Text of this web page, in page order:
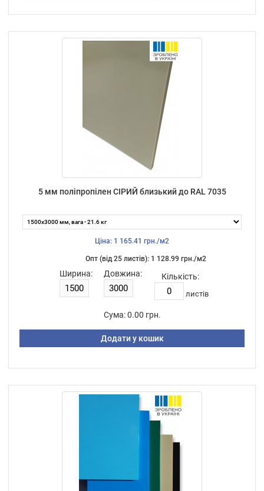
5 мм поліпропілен СІРИЙ близький до RAL 7035
Ціна: 1 165.41 грн./м2
Опт (від 25 листiв): 1 128.99 грн./м2
Ширина: Довжина: Кількість:
листiв
Сума: 0.00 грн.
Додати у кошик